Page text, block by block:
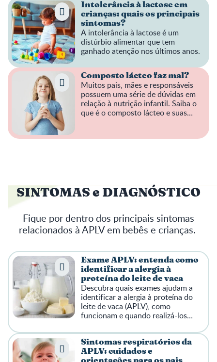
Intolerância à lactose em
crianças: quais os principais
sintomas?
A intolerância à lactose é um
distúrbio alimentar que tem
ganhado atenção nos últimos anos.
Composto lácteo faz mal?
Muitos pais, mães e responsáveis
possuem uma série de dúvidas em
relação à nutrição infantil. Saiba o
que é o composto lácteo e suas
SINTOMAS e DIAGNÓSTICO
Fique por dentro dos principais sintomas
relacionados à APLV em bebês e crianças.
Exame APLV: entenda como
identificar a alergia à
proteína do leite de vaca
Descubra quais exames ajudam a
identificar a alergia à proteína do
leite de vaca (APLV), como
funcionam e quando realizá-los
Sintomas respiratórios da
APLV: cuidados e